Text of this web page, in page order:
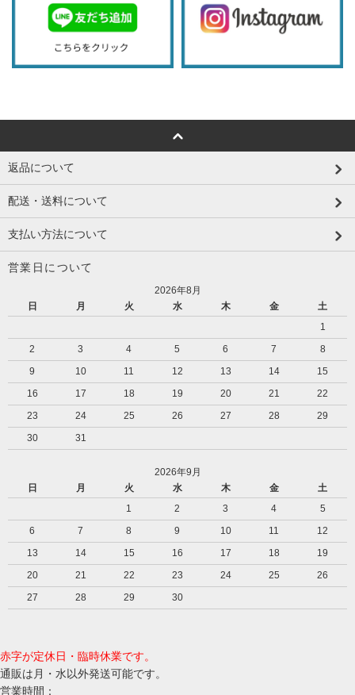
返品について
配送・送料について
支払い方法について
営業日について
2026年8月
日
月 火 水 木 金
土
1
2
3 4 5 6 7
8
9
10 11 12 13 14
15
16
17 18 19 20 21
22
23
24 25 26 27 28
29
30
31
2026年9月
日
月 火 水 木 金
土
1
2 3 4
5
6
7 8 9 10 11
12
13
14 15 16 17 18
19
20
21 22 23 24 25
26
27
28 29 30
赤字が定休日・臨時休業です。
通販は月・水以外発送可能です。
営業時間：